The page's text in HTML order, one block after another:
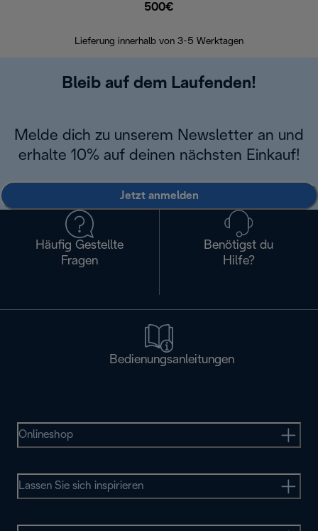
500€
Lieferung innerhalb von 3-5 Werktagen
Bleib auf dem Laufenden!
Melde dich zu unserem Newsletter an und
erhalte 10% auf deinen nächsten Einkauf!
Jetzt anmelden
Häufig Gestellte
Fragen
Benötigst du
Hilfe?
Bedienungsanleitungen
Onlineshop
Lassen Sie sich inspirieren